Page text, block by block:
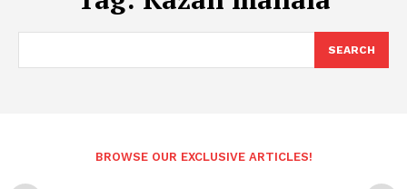
SEARCH
BROWSE OUR EXCLUSIVE ARTICLES!